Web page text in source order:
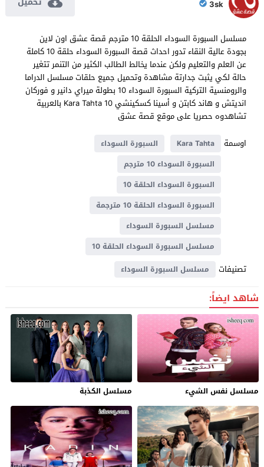
3sk
مسلسل السبورة السوداء الحلقة 10 مترجم قصة عشق اون لاين
بجودة عالية النقاء تدور احداث قصة السبورة السوداء حلقة 10 كاملة
عن العلم والتعليم ولكن عندما يخالط الطالب الكثير من التنمر تتغير
حالة لكي يثبت جدارتة مشاهدة وتحميل جميع حلقات مسلسل الدراما
والرومنسية التركية السبورة السوداء 10 بطولة ميراي دانير و فوركان
انديتش و هاند كابتن و أسينا كسكينشي Kara Tahta 10 بالعربية
تشاهدوه حصريا على موقع قصة عشق
اوسمة
Kara Tahta
السبورة السوداء
السبورة السوداء 10 مترجم
السبورة السوداء الحلقة 10
السبورة السوداء الحلقة 10 مترجمة
مسلسل السبورة السوداء
مسلسل السبورة السوداء الحلقة 10
تصنيفات مسلسل السبورة السوداء
شاهد ايضاً:
مسلسل نفس الشيء مسلسل الكذبة